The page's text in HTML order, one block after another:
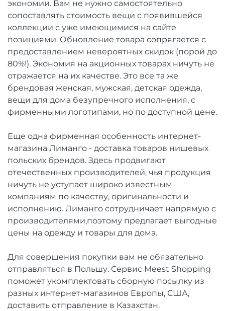
экономии. Вам не нужно самостоятельно
сопоставлять стоимость вещи с появившейся
коллекции с уже имеющимися на сайте
позициями. Обновление товара сопрягается с
предоставлением невероятных скидок (порой до
80%!). Экономия на акционных товарах ничуть не
отражается на их качестве. Это все та же
брендовая женская, мужская, детская одежда,
вещи для дома безупречного исполнения, с
фирменными логотипами, но по доступной цене.
Еще одна фирменная особенность интернет-
магазина Лиманго - доставка товаров нишевых
польских брендов. Здесь продвигают
отечественных производителей, чья продукция
ничуть не уступает широко известным
компаниям по качеству, оригинальности и
исполнению. Лиманго сотрудничает напрямую с
производителями,поэтому предлагает выгодные
цены на одежду и товары для дома.
Для совершения покупки вам не обязательно
отправляться в Польшу. Сервис Meest Shopping
поможет укомплектовать сборную посылку из
разных интернет-магазинов Европы, США,
доставить отправление в Казахстан.